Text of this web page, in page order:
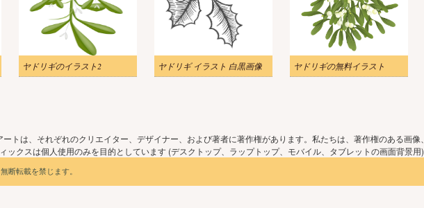
ヤドリギのイラスト2 ヤドリギ イラスト 白黒画像 ヤドリギの無料イラスト
トは、それぞれのクリエイター、デザイナー、および著者に著作権があります。私たちは、著作権のある画
ックスは個人使用のみを目的としています (デスクトップ、ラップトップ、モバイル、タブレットの画面背景
断転載を禁じます。